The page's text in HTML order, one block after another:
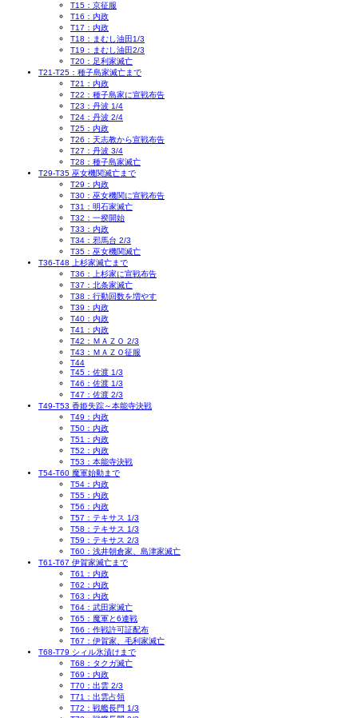
T15：京征服
T16：内政
T17：内政
T18：まむし油田1/3
T19：まむし油田2/3
T20：足利家滅亡
T21-T25：種子島家滅亡まで
T21：内政
T22：種子島家に宣戦布告
T23：丹波 1/4
T24：丹波 2/4
T25：内政
T26：天志教から宣戦布告
T27：丹波 3/4
T28：種子島家滅亡
T29-T35 巫女機関滅亡まで
T29：内政
T30：巫女機関に宣戦布告
T31：明石家滅亡
T32：一揆開始
T33：内政
T34：邪馬台 2/3
T35：巫女機関滅亡
T36-T48 上杉家滅亡まで
T36：上杉家に宣戦布告
T37：北条家滅亡
T38：行動回数を増やす
T39：内政
T40：内政
T41：内政
T42：ＭＡＺＯ 2/3
T43：ＭＡＺＯ征服
T44
T45：佐渡 1/3
T46：佐渡 1/3
T47：佐渡 2/3
T49-T53 香姫失踪～本能寺決戦
T49：内政
T50：内政
T51：内政
T52：内政
T53：本能寺決戦
T54-T60 魔軍始動まで
T54：内政
T55：内政
T56：内政
T57：テキサス 1/3
T58：テキサス 1/3
T59：テキサス 2/3
T60：浅井朝倉家、島津家滅亡
T61-T67 伊賀家滅亡まで
T61：内政
T62：内政
T63：内政
T64：武田家滅亡
T65：魔軍と6連戦
T66：作戦許可証配布
T67：伊賀家、毛利家滅亡
T68-T79 シィル氷漬けまで
T68：タクガ滅亡
T69：内政
T70：出雲 2/3
T71：出雲占領
T72：戦艦長門 1/3